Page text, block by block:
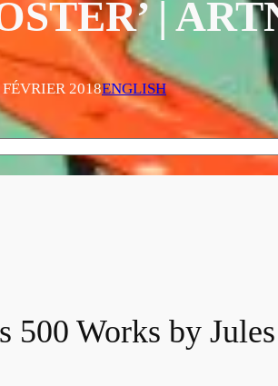
|
2018ENGLISH
Works by